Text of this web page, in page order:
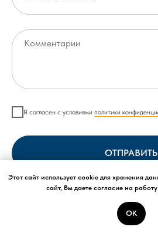
Этот сайт использует cookie для хранения
сайт, Вы даете согласие на
ОК
Я согласен с условиями политики
ОТПРАВИТЬ
политикой конфиденциальности